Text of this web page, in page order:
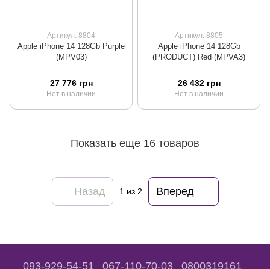
Артикул: 8804
Apple iPhone 14 128Gb Purple
(MPV03)
27 776 грн
Нет в наличии
Артикул: 8805
Apple iPhone 14 128Gb
(PRODUCT) Red (MPVA3)
26 432 грн
Нет в наличии
Показать еще 16 товаров
Назад 1 из 2 Вперед
093-929-54-51 067-110-70-03 0800319161